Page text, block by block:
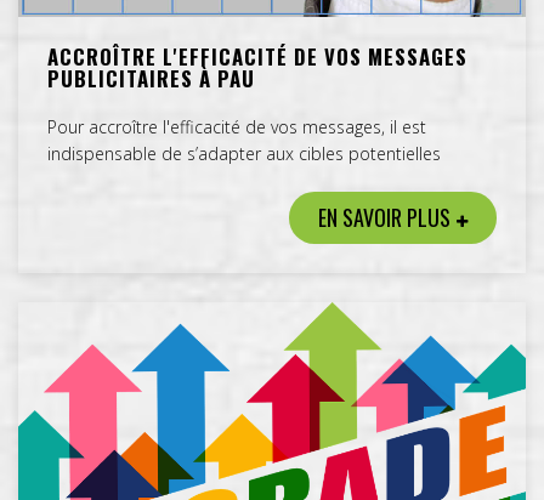
ACCROÎTRE L'EFFICACITÉ DE VOS MESSAGES
PUBLICITAIRES À PAU
Pour accroître l'efficacité de vos messages, il est
indispensable de s’adapter aux cibles potentielles
EN SAVOIR PLUS